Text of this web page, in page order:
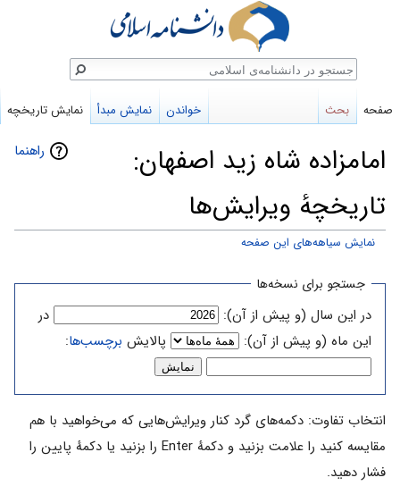
راهنما
امامزاده شاه زید اصفهان:
تاریخچهٔ ویرایش‌ها
نمایش سیاهه‌های این صفحه
ناوبری
جستجو
جستجو برای نسخه‌ها
در این سال (و پیش از آن):
در
این ماه (و پیش از آن):
پالایش برچسب‌ها:
انتخاب تفاوت: دکمه‌های گرد کنار ویرایش‌هایی که می‌خواهید با هم
مقایسه کنید را علامت بزنید و دکمهٔ Enter را بزنید یا دکمهٔ پایین را
فشار دهید.
صفحه بحث خواندن نمایش مبدأ نمایش تاریخچه
جستجو